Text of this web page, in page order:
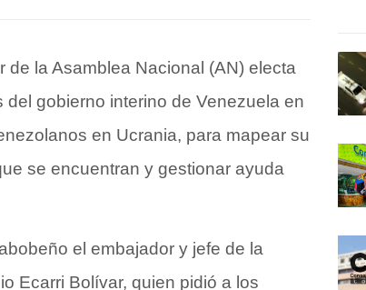
de la Asamblea Nacional (AN) electa
gobierno interino de Venezuela en
en Ucrania, para mapear su
se encuentran y gestionar ayuda
el embajador y jefe de la
Ecarri Bolívar, quien pidió a los